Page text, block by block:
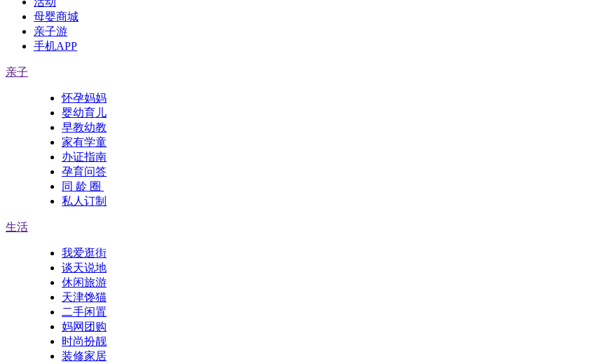
母婴商城
亲子游
手机APP
亲子
怀孕妈妈
婴幼育儿
早教幼教
家有学童
办证指南
孕育问答
同 龄 圈
私人订制
生活
我爱逛街
谈天说地
休闲旅游
天津馋猫
二手闲置
妈网团购
时尚扮靓
装修家居